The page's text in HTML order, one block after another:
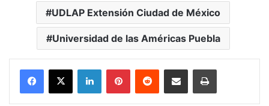
UDLAP Extensión Ciudad de México
Universidad de las Américas Puebla
LinkedInPinterestReddit Share via Email Print